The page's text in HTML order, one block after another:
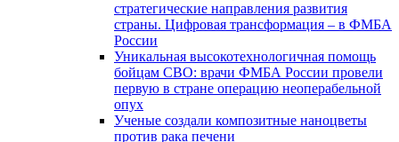
стратегические направления развития
страны. Цифровая трансформация – в ФМБА
России
Уникальная высокотехнологичная помощь
бойцам СВО: врачи ФМБА России провели
первую в стране операцию неоперабельной
опух
Ученые создали композитные наноцветы
против рака печени